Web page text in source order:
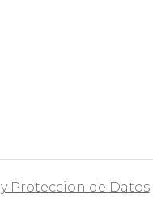
Proteccion de Datos|